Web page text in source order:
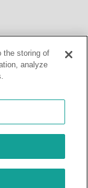
the storing of
analyze